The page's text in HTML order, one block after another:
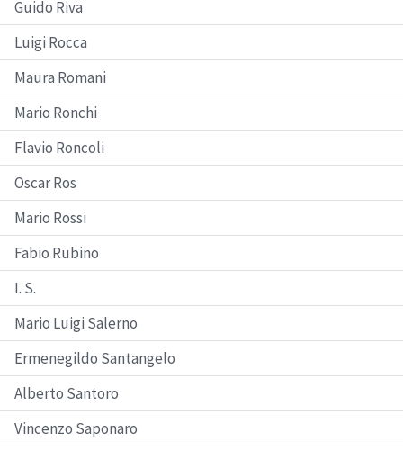
Guido Riva
Luigi Rocca
Maura Romani
Mario Ronchi
Flavio Roncoli
Oscar Ros
Mario Rossi
Fabio Rubino
I. S.
Mario Luigi Salerno
Ermenegildo Santangelo
Alberto Santoro
Vincenzo Saponaro